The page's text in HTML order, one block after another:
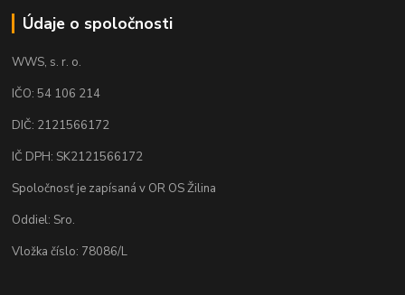
Údaje o spoločnosti
WWS, s. r. o.
IČO: 54 106 214
DIČ: 2121566172
IČ DPH: SK2121566172
Spoločnosť je zapísaná v OR OS Žilina
Oddiel: Sro.
Vložka číslo: 78086/L